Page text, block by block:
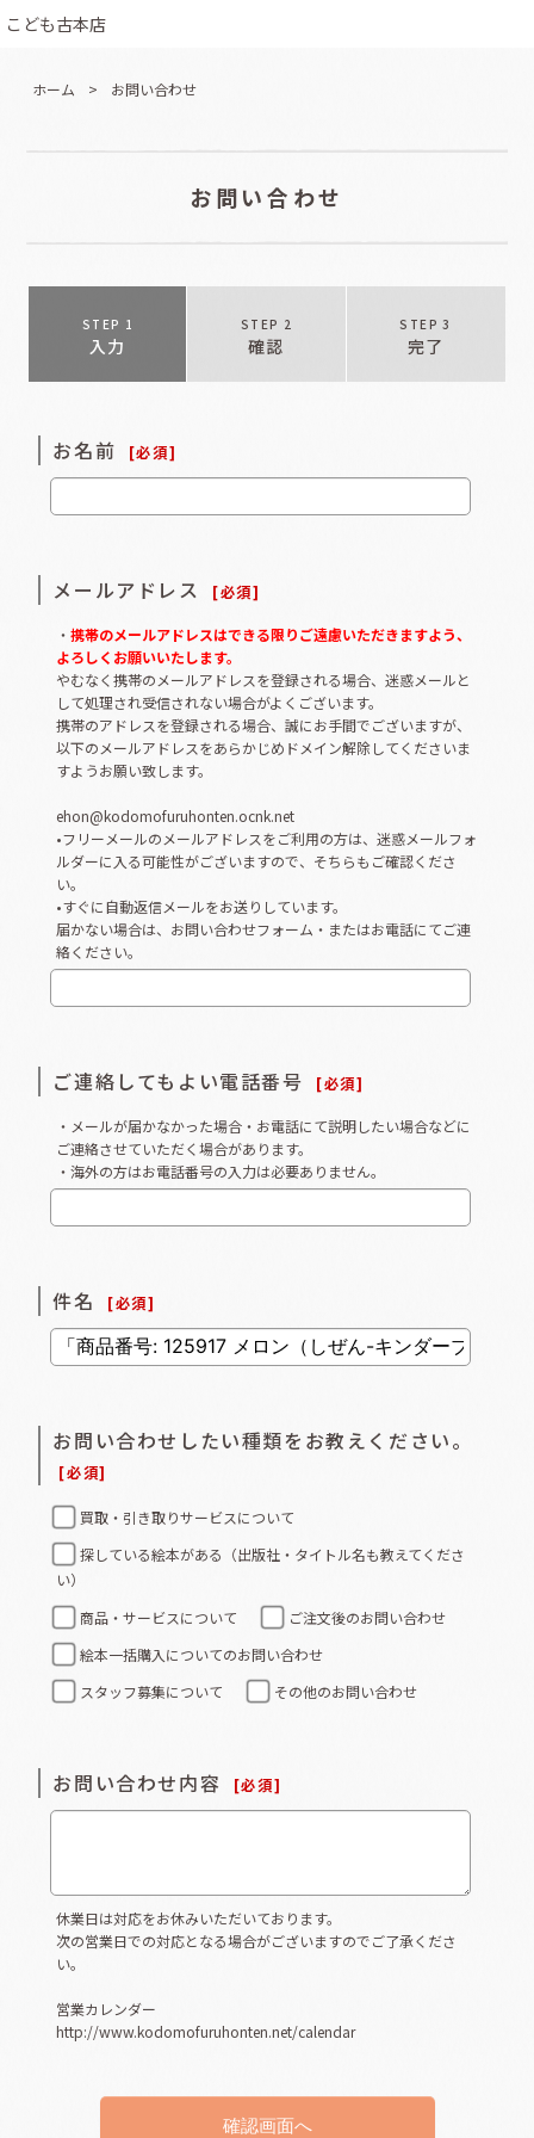
こども古本店
ホーム > お問い合わせ
お問い合わせ
STEP 1
入力
STEP 2
確認
STEP 3
完了
お名前 [必須]
メールアドレス [必須]
・携帯のメールアドレスはできる限りご遠慮いただきますよう、
よろしくお願いいたします。
やむなく携帯のメールアドレスを登録される場合、迷惑メールと
して処理され受信されない場合がよくございます。
携帯のアドレスを登録される場合、誠にお手間でございますが、
以下のメールアドレスをあらかじめドメイン解除してくださいま
すようお願い致します。
ehon@kodomofuruhonten.ocnk.net
•フリーメールのメールアドレスをご利用の方は、迷惑メールフォ
ルダーに入る可能性がございますので、そちらもご確認くださ
い。
•すぐに自動返信メールをお送りしています。
届かない場合は、お問い合わせフォーム・またはお電話にてご連
絡ください。
ご連絡してもよい電話番号 [必須]
・メールが届かなかった場合・お電話にて説明したい場合などに
ご連絡させていただく場合があります。
・海外の方はお電話番号の入力は必要ありません。
件名 [必須]
お問い合わせしたい種類をお教えください。
[必須]
買取・引き取りサービスについて
探している絵本がある（出版社・タイトル名も教えてくださ
い）
商品・サービスについて
ご注文後のお問い合わせ
絵本一括購入についてのお問い合わせ
スタッフ募集について
その他のお問い合わせ
お問い合わせ内容 [必須]
休業日は対応をお休みいただいております。
次の営業日での対応となる場合がございますのでご了承くださ
い。
営業カレンダー
http://www.kodomofuruhonten.net/calendar
確認画面へ